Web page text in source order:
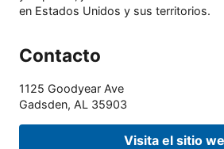
en Estados Unidos y sus territorios.
Contacto
1125 Goodyear Ave
Gadsden, AL 35903
Visita el sitio